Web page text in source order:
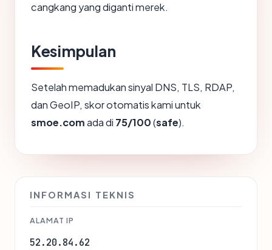
cangkang yang diganti merek.
Kesimpulan
Setelah memadukan sinyal DNS, TLS, RDAP,
dan GeoIP, skor otomatis kami untuk
smoe.comada di 75/100(safe).
INFORMASI TEKNIS
ALAMAT IP
52.20.84.62